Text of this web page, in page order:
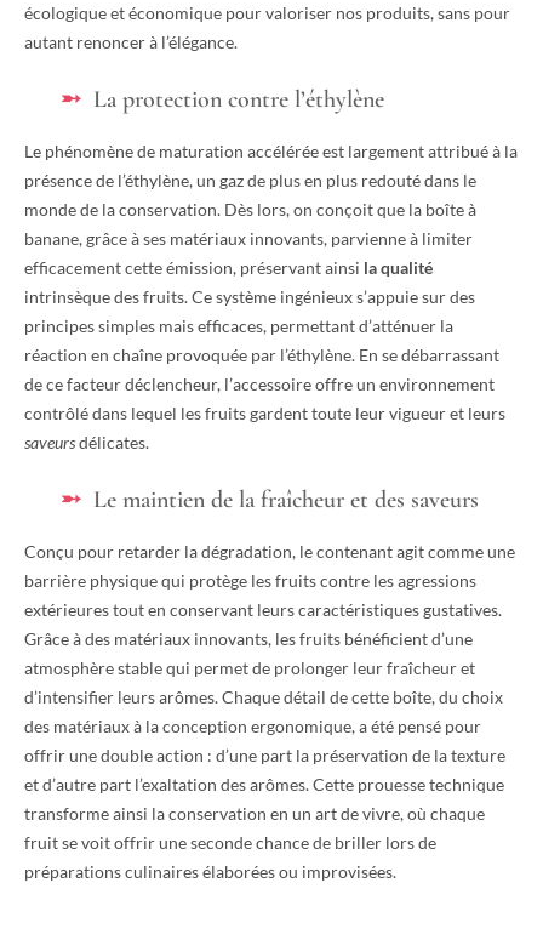
écologique et économique pour valoriser nos produits, sans pour
autant renoncer à l’élégance.
La protection contre l’éthylène
Le phénomène de maturation accélérée est largement attribué à la
présence de l’éthylène, un gaz de plus en plus redouté dans le
monde de la conservation. Dès lors, on conçoit que la boîte à
banane, grâce à ses matériaux innovants, parvienne à limiter
efficacement cette émission, préservant ainsi la qualité
intrinsèque des fruits. Ce système ingénieux s’appuie sur des
principes simples mais efficaces, permettant d’atténuer la
réaction en chaîne provoquée par l’éthylène. En se débarrassant
de ce facteur déclencheur, l’accessoire offre un environnement
contrôlé dans lequel les fruits gardent toute leur vigueur et leurs
saveursdélicates.
Le maintien de la fraîcheur et des saveurs
Conçu pour retarder la dégradation, le contenant agit comme une
barrière physique qui protège les fruits contre les agressions
extérieures tout en conservant leurs caractéristiques gustatives.
Grâce à des matériaux innovants, les fruits bénéficient d’une
atmosphère stable qui permet de prolonger leur fraîcheur et
d’intensifier leurs arômes. Chaque détail de cette boîte, du choix
des matériaux à la conception ergonomique, a été pensé pour
offrir une double action : d’une part la préservation de la texture
et d’autre part l’exaltation des arômes. Cette prouesse technique
transforme ainsi la conservation en un art de vivre, où chaque
fruit se voit offrir une seconde chance de briller lors de
préparations culinaires élaborées ou improvisées.